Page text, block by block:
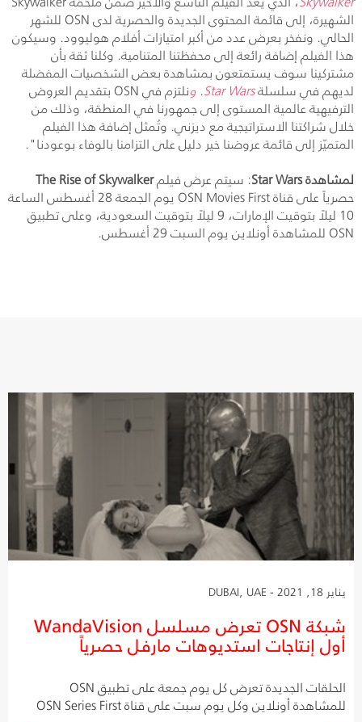
الشهيرة، إلى قائمة المحتوى الجديدة والحصرية لدىOSNللشهر
الحالي. ونفخر بعرض عدد من أكبر امتيازات أفلام هوليوود. وسيكون
هذا الفيلم إضافة رائعة إلى محفظتنا المتنامية. وكلنا ثقة بأن
مشتركينا سوف يستمتعون بمشاهدة بعض الشخصيات المفضلة
لديهم في سلسلةStar Wars
.ونلتزم فيOSNبتقديم العروض
الترفيهية عالمية المستوى إلى جمهورنا في المنطقة، وذلك من
خلال شراكتنا الاستراتيجية مع ديزني. وتُمثل إضافة هذا الفيلم
المتميّز إلى قائمة عروضنا خير دليل على التزامنا بالوفاء بوعودنا".
لمشاهدةStar Wars: سيتم عرض فيلمThe Rise of Skywalker
حصرياً على قناةOSN Movies First يوم الجمعة 28 أغسطس الساعة
10 ليلاً بتوقيت الإمارات، 9 ليلاً بتوقيت السعودية، وعلى تطبيق
OSNللمشاهدة أونلاين يوم السبت 29 أغسطس.
يناير 18, 2021 - DUBAI, UAE
شبكة OSN تعرض مسلسل WandaVision
أول إنتاجات استديوهات مارفل حصرياً
الحلقات الجديدة تعرض كل يوم جمعة على تطبيق OSN
للمشاهدة أونلاين وكل يوم سبت على قناة OSN Series First